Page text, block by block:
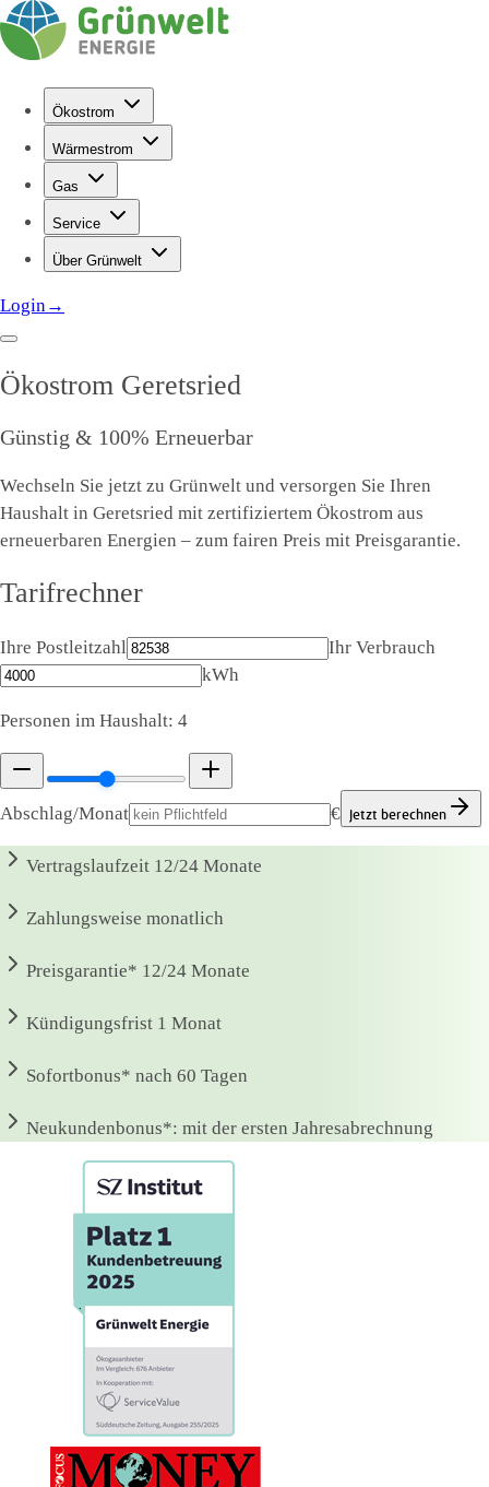
Ökostrom
Wärmestrom
Gas
Service
Über Grünwelt
Login→
Ökostrom Geretsried
Günstig & 100% Erneuerbar
Wechseln Sie jetzt zu Grünwelt und versorgen Sie Ihren
Haushalt in Geretsried mit zertifiziertem Ökostrom aus
erneuerbaren Energien – zum fairen Preis mit Preisgarantie.
Tarifrechner
Ihre Postleitzahl
Ihr Verbrauch
kWh
Personen im Haushalt: 4
Abschlag/Monat € Jetzt berechnen
Vertragslaufzeit 12/24 Monate
Zahlungsweise monatlich
Preisgarantie* 12/24 Monate
Kündigungsfrist 1 Monat
Sofortbonus* nach 60 Tagen
Neukundenbonus*: mit der ersten Jahresabrechnung